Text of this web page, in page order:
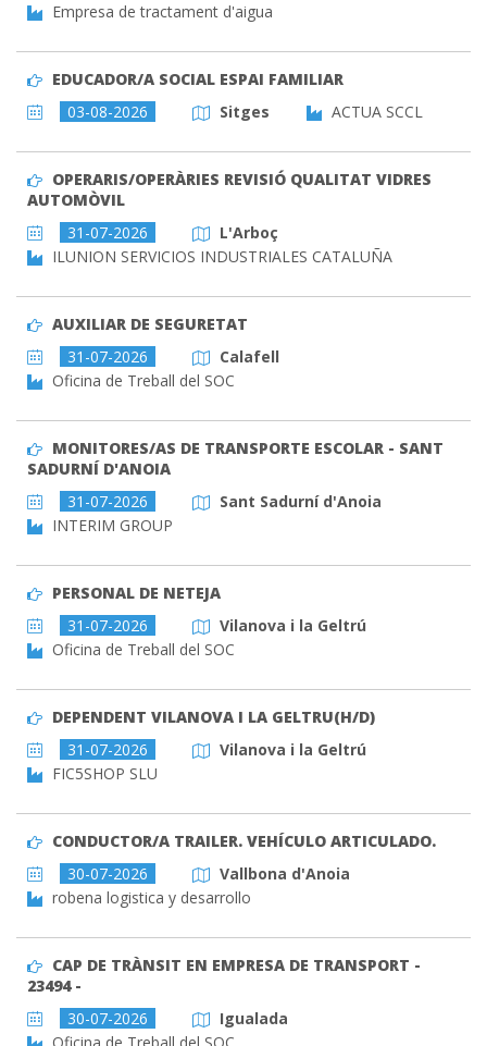
Empresa de tractament d'aigua
EDUCADOR/A SOCIAL ESPAI FAMILIAR
03-08-2026
Sitges ACTUA SCCL
OPERARIS/OPERÀRIES REVISIÓ QUALITAT VIDRES
AUTOMÒVIL
31-07-2026
L'Arboç
ILUNION SERVICIOS INDUSTRIALES CATALUÑA
AUXILIAR DE SEGURETAT
31-07-2026
Calafell
Oficina de Treball del SOC
MONITORES/AS DE TRANSPORTE ESCOLAR - SANT
SADURNÍ D'ANOIA
31-07-2026
Sant Sadurní d'Anoia
INTERIM GROUP
PERSONAL DE NETEJA
31-07-2026
Vilanova i la Geltrú
Oficina de Treball del SOC
DEPENDENT VILANOVA I LA GELTRU(H/D)
31-07-2026
Vilanova i la Geltrú
FIC5SHOP SLU
CONDUCTOR/A TRAILER. VEHÍCULO ARTICULADO.
30-07-2026
Vallbona d'Anoia
robena logistica y desarrollo
CAP DE TRÀNSIT EN EMPRESA DE TRANSPORT -
23494 -
30-07-2026
Igualada